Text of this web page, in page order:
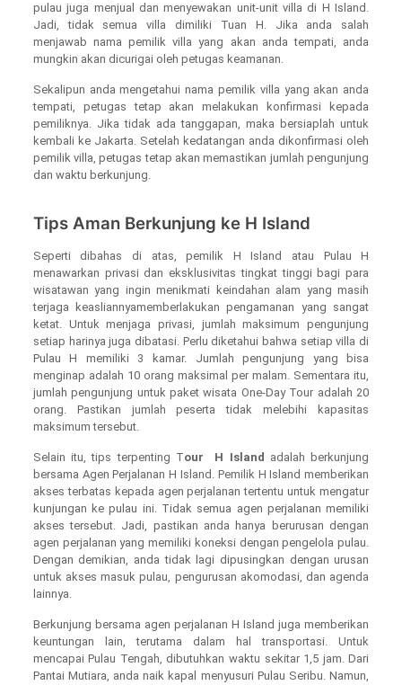
pulau juga menjual dan menyewakan unit-unit villa di H Island.
Jadi, tidak semua villa dimiliki Tuan H. Jika anda salah
menjawab nama pemilik villa yang akan anda tempati, anda
mungkin akan dicurigai oleh petugas keamanan.
Sekalipun anda mengetahui nama pemilik villa yang akan anda
tempati, petugas tetap akan melakukan konfirmasi kepada
pemiliknya. Jika tidak ada tanggapan, maka bersiaplah untuk
kembali ke Jakarta. Setelah kedatangan anda dikonfirmasi oleh
pemilik villa, petugas tetap akan memastikan jumlah pengunjung
dan waktu berkunjung.
Tips Aman Berkunjung ke H Island
Seperti dibahas di atas, pemilik H Island atau Pulau H
menawarkan privasi dan eksklusivitas tingkat tinggi bagi para
wisatawan yang ingin menikmati keindahan alam yang masih
terjaga keasliannyamemberlakukan pengamanan yang sangat
ketat. Untuk menjaga privasi, jumlah maksimum pengunjung
setiap harinya juga dibatasi. Perlu diketahui bahwa setiap villa di
Pulau H memiliki 3 kamar. Jumlah pengunjung yang bisa
menginap adalah 10 orang maksimal per malam. Sementara itu,
jumlah pengunjung untuk paket wisata One-Day Tour adalah 20
orang. Pastikan jumlah peserta tidak melebihi kapasitas
maksimum tersebut.
Selain itu, tips terpenting Tour H Island adalah berkunjung
bersama Agen Perjalanan H Island. Pemilik H Island memberikan
akses terbatas kepada agen perjalanan tertentu untuk mengatur
kunjungan ke pulau ini. Tidak semua agen perjalanan memiliki
akses tersebut. Jadi, pastikan anda hanya berurusan dengan
agen perjalanan yang memiliki koneksi dengan pengelola pulau.
Dengan demikian, anda tidak lagi dipusingkan dengan urusan
untuk akses masuk pulau, pengurusan akomodasi, dan agenda
lainnya.
Berkunjung bersama agen perjalanan H Island juga memberikan
keuntungan lain, terutama dalam hal transportasi. Untuk
mencapai Pulau Tengah, dibutuhkan waktu sekitar 1,5 jam. Dari
Pantai Mutiara, anda naik kapal menyusuri Pulau Seribu. Namun,